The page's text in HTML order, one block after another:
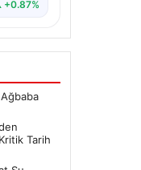
Tarih